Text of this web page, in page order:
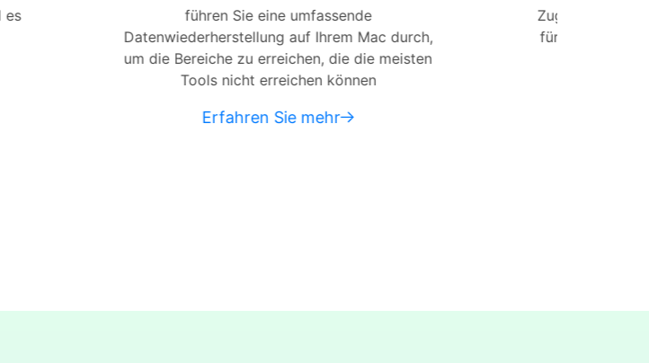
führen Sie eine umfassende
Datenwiederherstellung auf Ihrem Mac durch,
um die Bereiche zu erreichen, die die meisten
Tools nicht erreichen können
Erfahren Sie mehr
Zugänglich für alle Arten von
für diejenigen ohne vorherige